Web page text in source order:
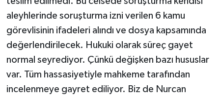
aleyhlerinde soruşturma izni verilen 6 kamu
görevlisinin ifadeleri alındı ve dosya kapsamında
değerlendirilecek. Hukuki olarak süreç gayet
normal seyrediyor. Çünkü değişken bazı hususlar
var. Tüm hassasiyetiyle mahkeme tarafından
incelenmeye gayret ediliyor. Biz de Nurcan